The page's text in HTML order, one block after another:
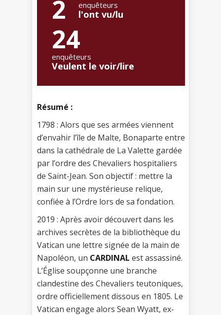
2 enquêteurs
l'ont vu/lu
24
enquêteurs
Veulent le voir/lire
Résumé :
1798 : Alors que ses armées viennent
d’envahir l’île de Malte, Bonaparte entre
dans la cathédrale de La Valette gardée
par l’ordre des Chevaliers hospitaliers
de Saint-Jean. Son objectif : mettre la
main sur une mystérieuse relique,
confiée à l’Ordre lors de sa fondation.
2019 : Après avoir découvert dans les
archives secrètes de la bibliothèque du
Vatican une lettre signée de la main de
Napoléon, un CARDINAL est assassiné.
L’Église soupçonne une branche
clandestine des Chevaliers teutoniques,
ordre officiellement dissous en 1805. Le
Vatican engage alors Sean Wyatt, ex-